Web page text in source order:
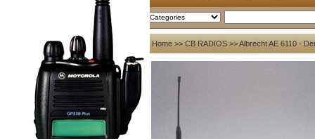
2026-08-08 Search
My account
Register
Login
Shopping Cart(0)
Compare Now(0)
Your Recent History
Home >> CB RADIOS >> Albrecht AE 6110 -